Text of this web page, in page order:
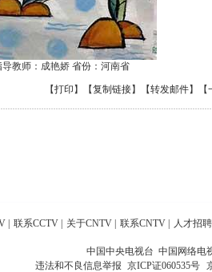
教师：成艳娇 省份：河南省
【打印 】【复制链接】【转发邮件】
联系CCTV 关于CNTV 联系CNTV 人才招聘
中国中央电视台 中国网络电
违法和不良信息举报 京ICP证060535号